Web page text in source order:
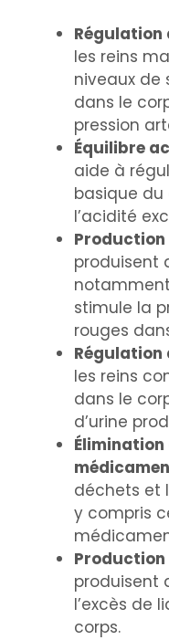
Régulation
les reins
niveaux de
dans le
pression
Équilibre
aide à
basique
l’acidité
Production
produisent
stimule la
rouges
Régulation
les reins
dans le
d’urine
Élimination
déchets et
y compris
Production
produisent
l’excès de
corps.